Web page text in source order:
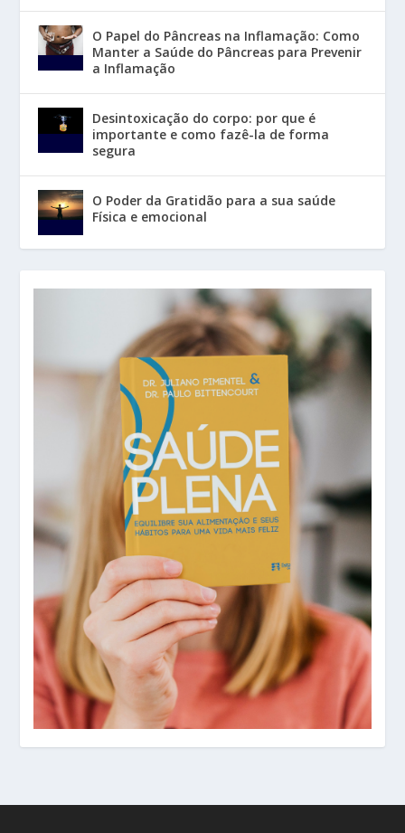
O Papel do Pâncreas na Inflamação: Como
Manter a Saúde do Pâncreas para Prevenir
a Inflamação
Desintoxicação do corpo: por que é
importante e como fazê-la de forma
segura
O Poder da Gratidão para a sua saúde
Física e emocional